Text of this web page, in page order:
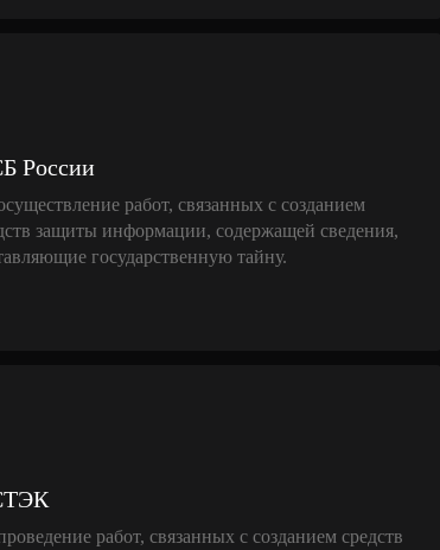
России
работ, связанных с созданием
защиты информации, содержащей сведения,
государственную тайну.
работ, связанных с созданием средств